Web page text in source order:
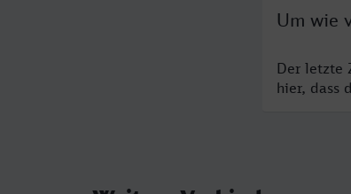
Um wie
Der letzte
hier, dass